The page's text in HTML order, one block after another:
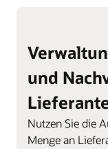
und
Nutzen Sie die
Menge an